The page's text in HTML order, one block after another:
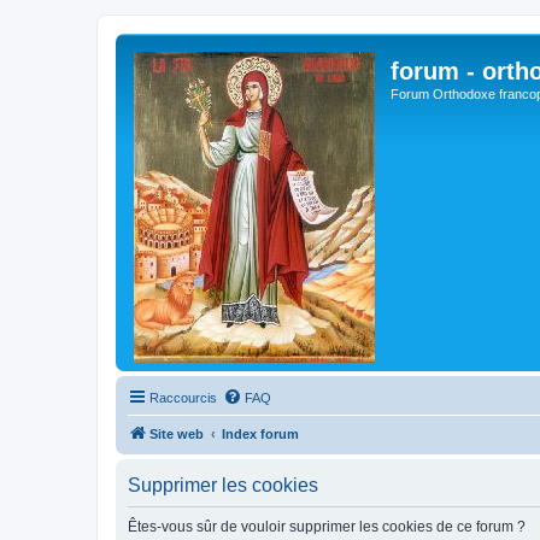
forum -
Forum Orthodoxe
Raccourcis FAQ
Site web Index forum
Supprimer les cookies
Êtes-vous sûr de vouloir supprimer les cookies de ce forum ?